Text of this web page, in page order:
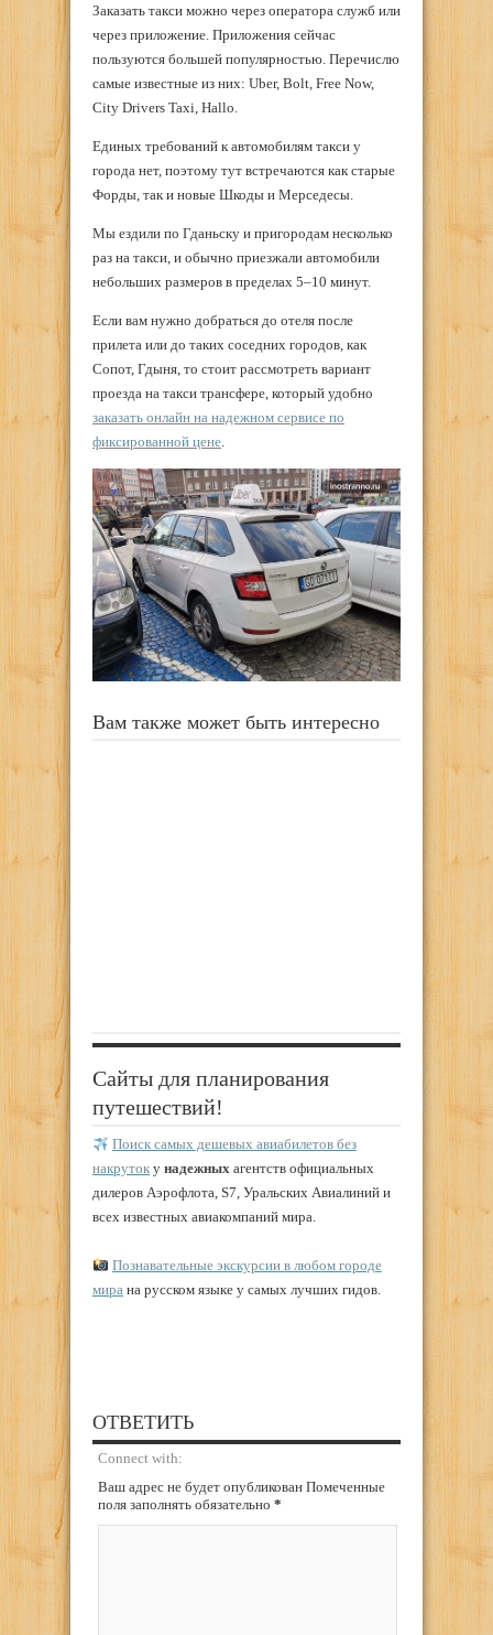
Заказать такси можно через оператора служб или
через приложение. Приложения сейчас
пользуются большей популярностью. Перечислю
самые известные из них: Uber, Bolt, Free Now,
City Drivers Taxi, Hallo.
Единых требований к автомобилям такси у
города нет, поэтому тут встречаются как старые
Форды, так и новые Шкоды и Мерседесы.
Мы ездили по Гданьску и пригородам несколько
раз на такси, и обычно приезжали автомобили
небольших размеров в пределах 5–10 минут.
Если вам нужно добраться до отеля после
прилета или до таких соседних городов, как
Сопот, Гдыня, то стоит рассмотреть вариант
проезда на такси трансфере, который удобно
заказать онлайн на надежном сервисе по
фиксированной цене
Вам также может быть интересно
Сайты для планирования
путешествий!
Поиск самых дешевых авиабилетов без
накруток у надежных агентств официальных
дилеров Аэрофлота, S7, Уральских Авиалиний и
всех известных авиакомпаний мира.
Познавательные экскурсии в любом городе
мира на русском языке у самых лучших гидов.
ОТВЕТИТЬ
Connect with:
Ваш адрес не будет опубликован Помеченные
поля заполнять обязательно *